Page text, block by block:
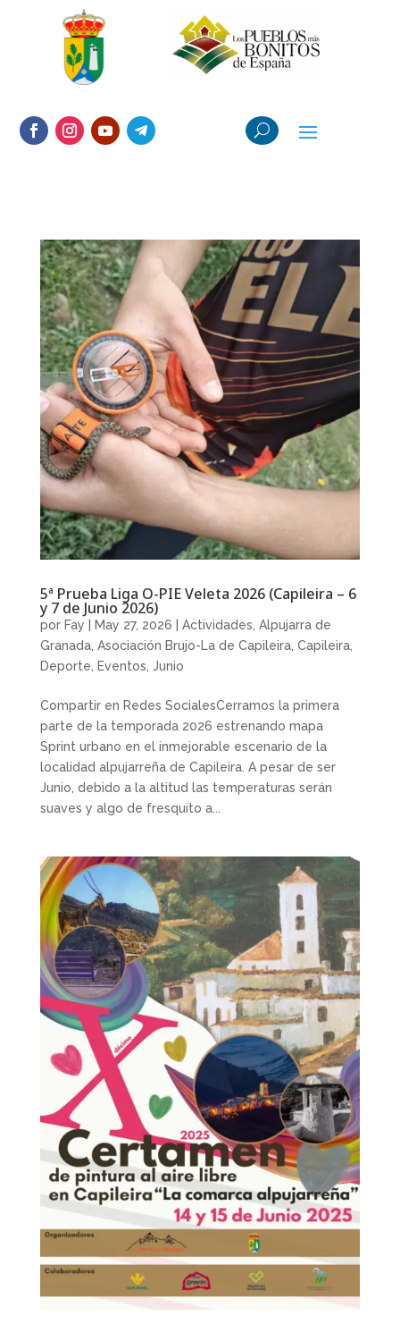
5ª Prueba Liga O-PIE Veleta 2026 (Capileira – 6
y 7 de Junio 2026)
por Fay May 27, 2026 Actividades, Alpujarra de
Granada, Asociación Brujo-La de Capileira, Capileira,
Deporte, Eventos, Junio
Compartir en Redes SocialesCerramos la primera
parte de la temporada 2026 estrenando mapa
Sprint urbano en el inmejorable escenario de la
localidad alpujarreña de Capileira. A pesar de ser
Junio, debido a la altitud las temperaturas serán
suaves y algo de fresquito a...